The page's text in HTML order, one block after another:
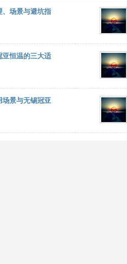
、场景与避坑指
亚恒温的三大适
场景与无锡冠亚